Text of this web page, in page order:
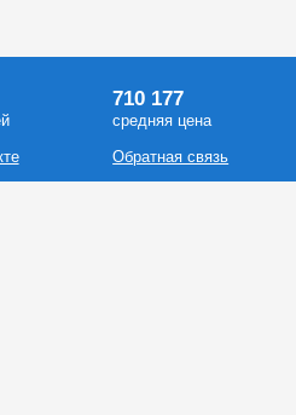
710 177
средняя цена
Обратная связь